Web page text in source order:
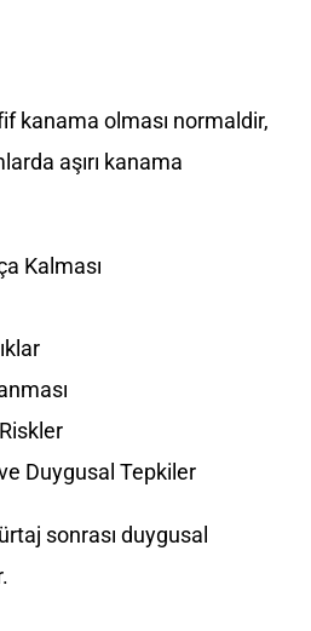
kanama olması normaldir,
aşırı kanama
Kalması
Duygusal Tepkiler
sonrası duygusal